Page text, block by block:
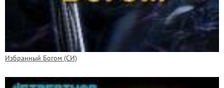
Избранный Богом (СИ)